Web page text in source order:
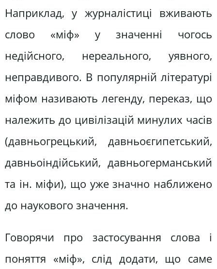
Наприклад, у журналістиці вживають
слово «міф» у значенні чогось
недійсного, нереального, уявного,
неправдивого. В популярній літературі
міфом називають легенду, переказ, що
належить до цивілізацій минулих часів
(давньогрецький, давньоєгипетський,
давньоіндійський, давньогерманський
та ін. міфи), що уже значно наближено
до наукового значення.
Говорячи про застосування слова і
поняття «міф», слід додати, що саме